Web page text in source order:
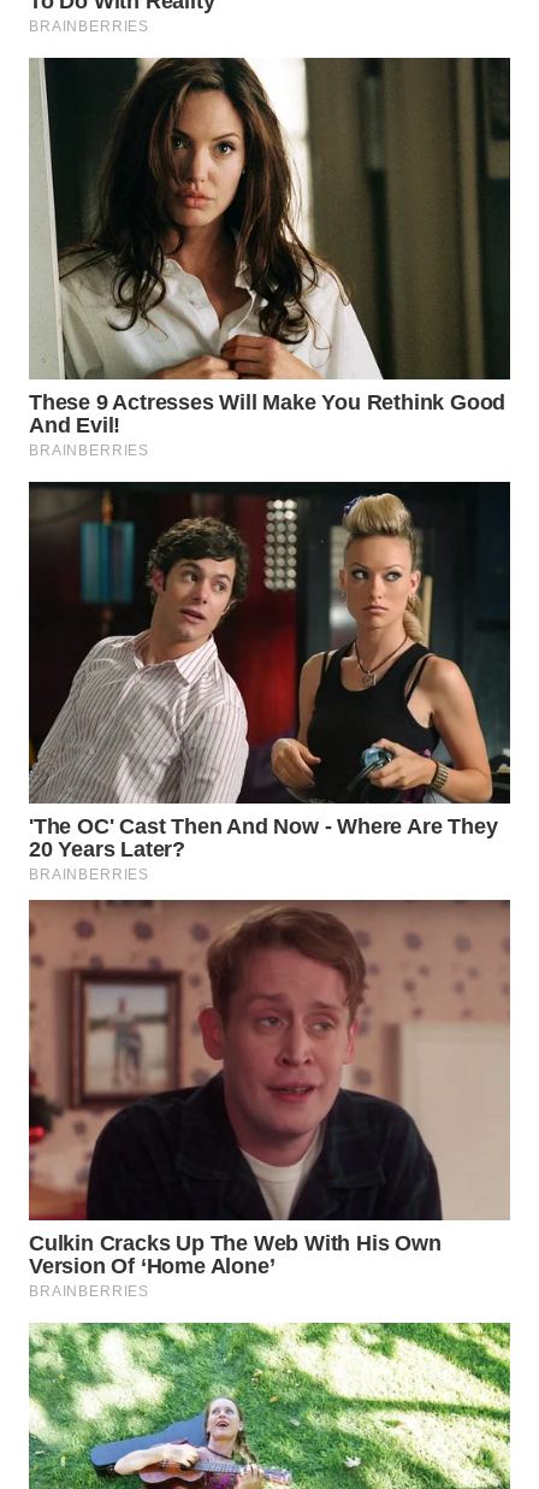
BOGOR
DEPOK
WN
TAPANULI
UTARA
WN
SAMOSIR
WN
PADANG
CIANJUR
WN
KEPULAUAN
SERIBU
WN
TANGERANG
WN
BINJAI
CIREBON
WN
INDRAMAYU
WN
KUNINGAN
WN
MAJALENGKA
WN
SUBANG
WN
SUKABUMI